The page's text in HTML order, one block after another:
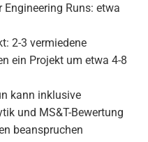
Engineering Runs: etwa
2-3 vermiedene
ein Projekt um etwa 4-8
kann inklusive
und MS&T-Bewertung
beanspruchen